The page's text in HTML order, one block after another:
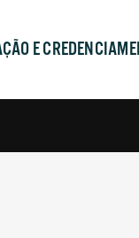
E